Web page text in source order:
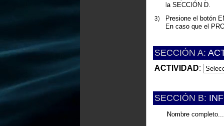
la SECCIÓN D.
3)
Presione el botón
En caso que el
SECCIÓN A:
ACTIVIDAD:
SECCIÓN B:
Nombre